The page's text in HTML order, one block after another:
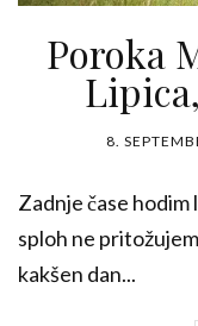
Poroka
8.
Zadnje čase hodim
sploh ne
kakšen dan...